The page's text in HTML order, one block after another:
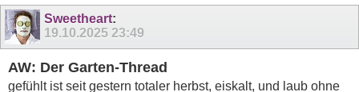
Sweetheart:
19.10.2025 23:49
AW: Der Garten-Thread
gefühlt ist seit gestern totaler herbst, eiskalt, und laub ohne